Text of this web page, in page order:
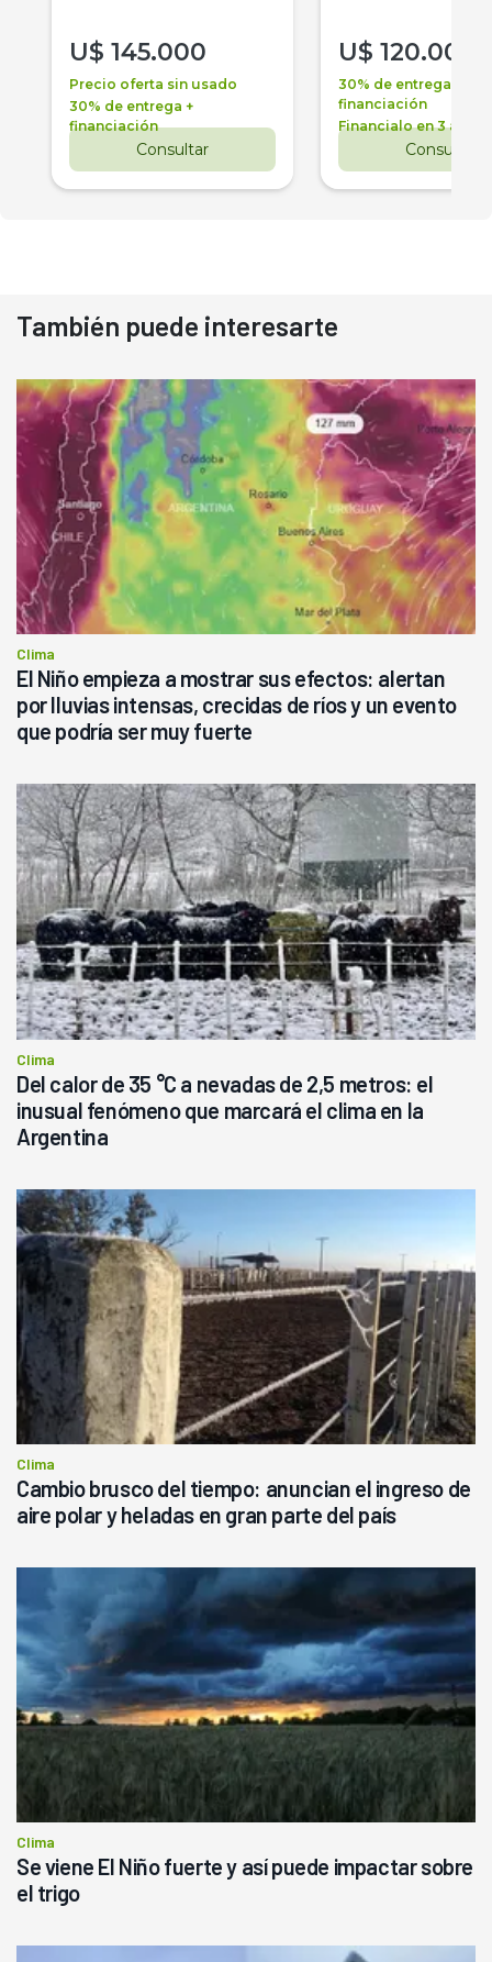
U$ 145.000
Precio oferta sin usado
30% de entrega +
financiación
Consultar
U$ 120.000
30% de entrega +
financiación
Financialo en 3 años
Consultar
También puede interesarte
Clima
El Niño empieza a mostrar sus efectos: alertan
por lluvias intensas, crecidas de ríos y un evento
que podría ser muy fuerte
Clima
Del calor de 35 °C a nevadas de 2,5 metros: el
inusual fenómeno que marcará el clima en la
Argentina
Clima
Cambio brusco del tiempo: anuncian el ingreso de
aire polar y heladas en gran parte del país
Clima
Se viene El Niño fuerte y así puede impactar sobre
el trigo